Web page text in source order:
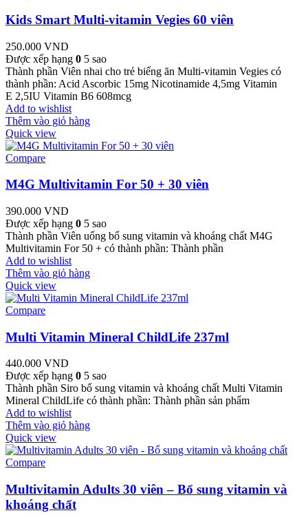
Kids Smart Multi-vitamin Vegies 60 viên
250.000 VND
Được xếp hạng 0 5 sao
Thành phần Viên nhai cho trẻ biếng ăn Multi-vitamin Vegies có
thành phần: Acid Ascorbic 15mg Nicotinamide 4,5mg Vitamin
E 2,5IU Vitamin B6 608mcg
Add to wishlist
Thêm vào giỏ hàng
Quick view
Compare
M4G Multivitamin For 50 + 30 viên
390.000 VND
Được xếp hạng 0 5 sao
Thành phần Viên uống bổ sung vitamin và khoáng chất M4G
Multivitamin For 50 + có thành phần: Thành phần
Add to wishlist
Thêm vào giỏ hàng
Quick view
Compare
Multi Vitamin Mineral ChildLife 237ml
440.000 VND
Được xếp hạng 0 5 sao
Thành phần Siro bổ sung vitamin và khoáng chất Multi Vitamin
Mineral ChildLife có thành phần: Thành phần sản phẩm
Add to wishlist
Thêm vào giỏ hàng
Quick view
Compare
Multivitamin Adults 30 viên – Bổ sung vitamin và
khoáng chất